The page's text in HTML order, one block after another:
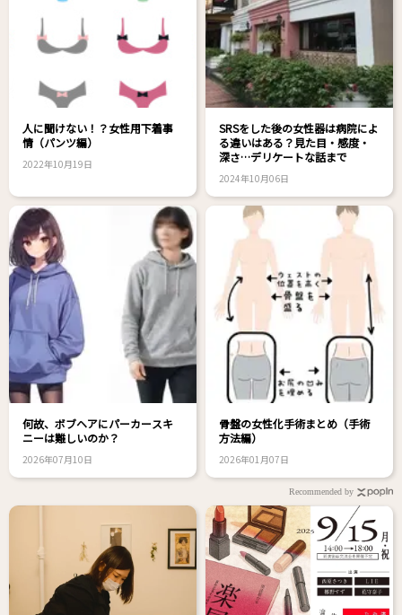
人に聞けない！？女性用下着事
情（パンツ編）
2022年10月19日
SRSをした後の女性器は病院によ
る違いはある？見た目・感度・
深さ…デリケートな話まで
2024年10月06日
何故、ボブヘアにパーカースキ
ニーは難しいのか？
2026年07月10日
骨盤の女性化手術まとめ（手術
方法編）
2026年01月07日
Recommended by